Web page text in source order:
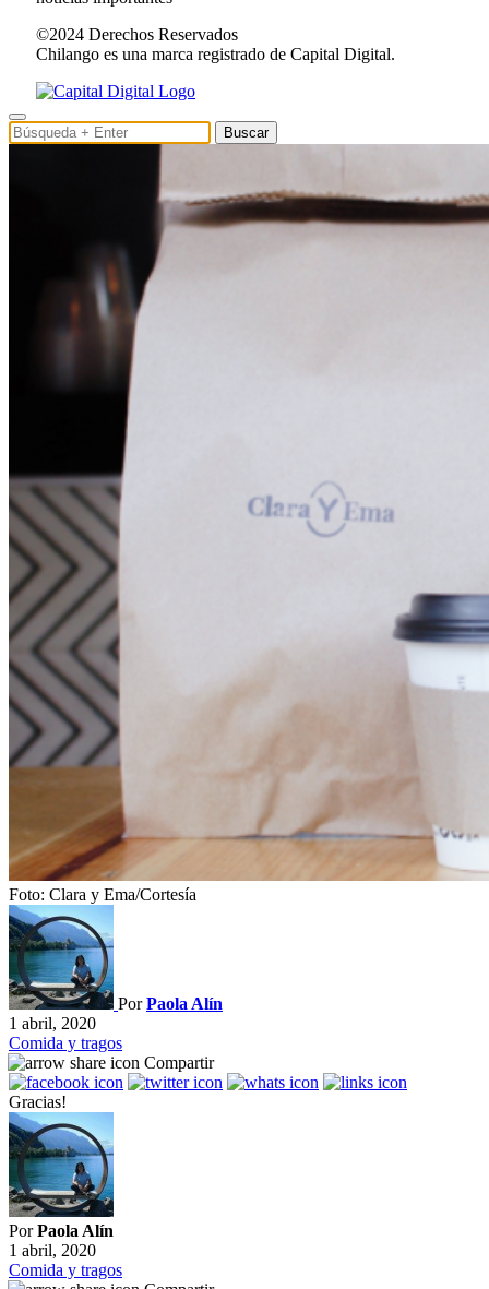
©2024 Derechos Reservados
Chilango es una marca registrado de Capital Digital.
Buscar
Foto: Clara y Ema/Cortesía
PorPaola Alín
1 abril, 2020
Comida y tragos
Compartir
Gracias!
PorPaola Alín
1 abril, 2020
Comida y tragos